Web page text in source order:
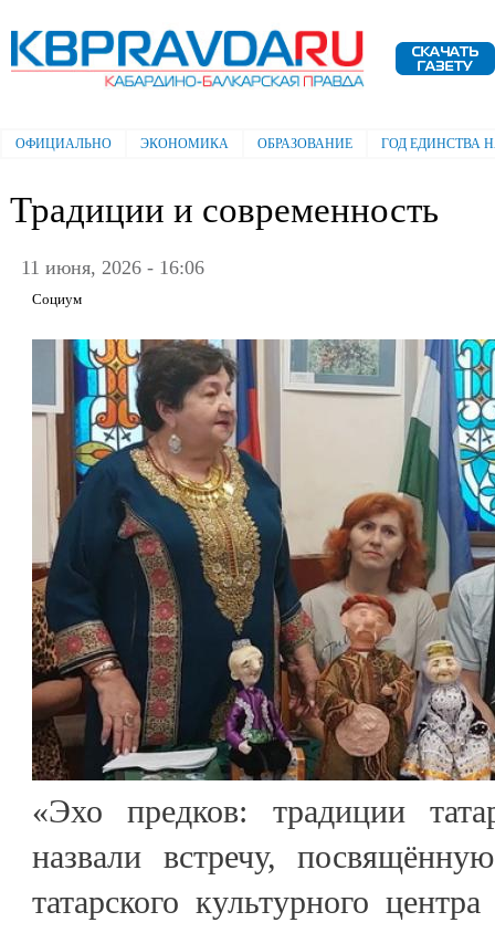
Электронная газета "Кабардино-
Балкарская правда"
Главное меню
ОФИЦИАЛЬНО ЭКОНОМИКА ОБРАЗОВАНИЕ ГОД ЕДИНСТВА
Традиции и современность
11 июня, 2026 - 16:06
Социум
«Эхо предков: традиции
назвали встречу,
татарского культурного